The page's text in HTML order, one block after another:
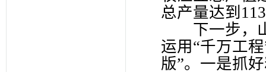
总产量达到
下一步，山
运用“千万工
版”。一是抓